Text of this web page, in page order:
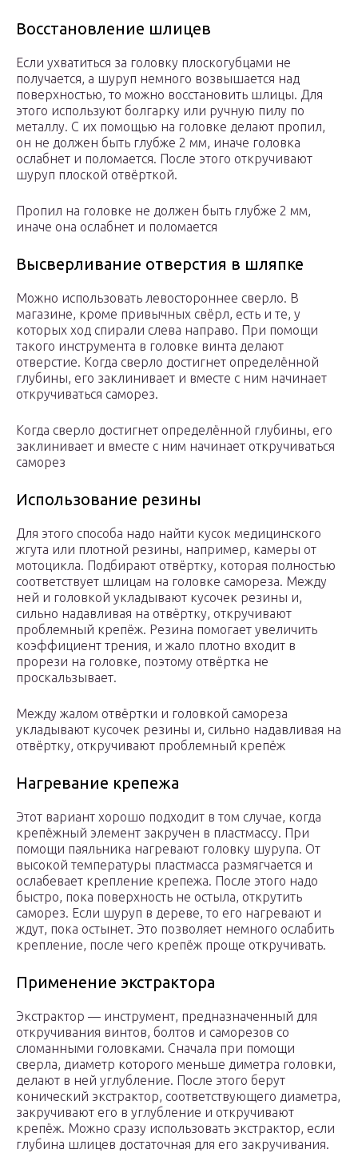
Восстановление шлицев
Если ухватиться за головку плоскогубцами не
получается, а шуруп немного возвышается над
поверхностью, то можно восстановить шлицы. Для
этого используют болгарку или ручную пилу по
металлу. С их помощью на головке делают пропил,
он не должен быть глубже 2 мм, иначе головка
ослабнет и поломается. После этого откручивают
шуруп плоской отвёрткой.
Пропил на головке не должен быть глубже 2 мм,
иначе она ослабнет и поломается
Высверливание отверстия в шляпке
Можно использовать левостороннее сверло. В
магазине, кроме привычных свёрл, есть и те, у
которых ход спирали слева направо. При помощи
такого инструмента в головке винта делают
отверстие. Когда сверло достигнет определённой
глубины, его заклинивает и вместе с ним начинает
откручиваться саморез.
Когда сверло достигнет определённой глубины, его
заклинивает и вместе с ним начинает откручиваться
саморез
Использование резины
Для этого способа надо найти кусок медицинского
жгута или плотной резины, например, камеры от
мотоцикла. Подбирают отвёртку, которая полностью
соответствует шлицам на головке самореза. Между
ней и головкой укладывают кусочек резины и,
сильно надавливая на отвёртку, откручивают
проблемный крепёж. Резина помогает увеличить
коэффициент трения, и жало плотно входит в
прорези на головке, поэтому отвёртка не
проскальзывает.
Между жалом отвёртки и головкой самореза
укладывают кусочек резины и, сильно надавливая на
отвёртку, откручивают проблемный крепёж
Нагревание крепежа
Этот вариант хорошо подходит в том случае, когда
крепёжный элемент закручен в пластмассу. При
помощи паяльника нагревают головку шурупа. От
высокой температуры пластмасса размягчается и
ослабевает крепление крепежа. После этого надо
быстро, пока поверхность не остыла, открутить
саморез. Если шуруп в дереве, то его нагревают и
ждут, пока остынет. Это позволяет немного ослабить
крепление, после чего крепёж проще откручивать.
Применение экстрактора
Экстрактор — инструмент, предназначенный для
откручивания винтов, болтов и саморезов со
сломанными головками. Сначала при помощи
сверла, диаметр которого меньше диметра головки,
делают в ней углубление. После этого берут
конический экстрактор, соответствующего диаметра,
закручивают его в углубление и откручивают
крепёж. Можно сразу использовать экстрактор, если
глубина шлицев достаточная для его закручивания.